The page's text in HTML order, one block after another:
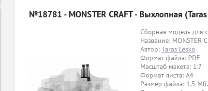
№18781 - MONSTER CRAFT - Выхлопная
Сборная модель для
Название: MONSTER
Автор: Taras Lesko
Формат файла: PDF
Масштаб макета: 1:?
Формат листа: А4
Размер файла: 1,5 Мб.